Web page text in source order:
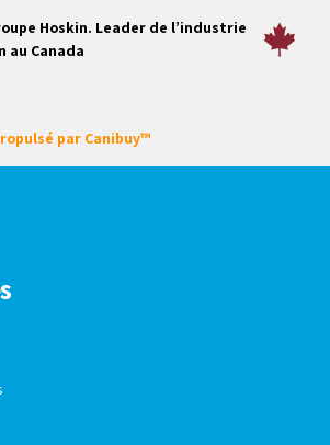
Hoskin. Leader de l’industrie
au Canada
par Canibuy™